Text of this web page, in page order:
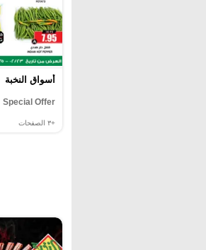
أسواق النخبة
Special Offer
+٣ الصفحات